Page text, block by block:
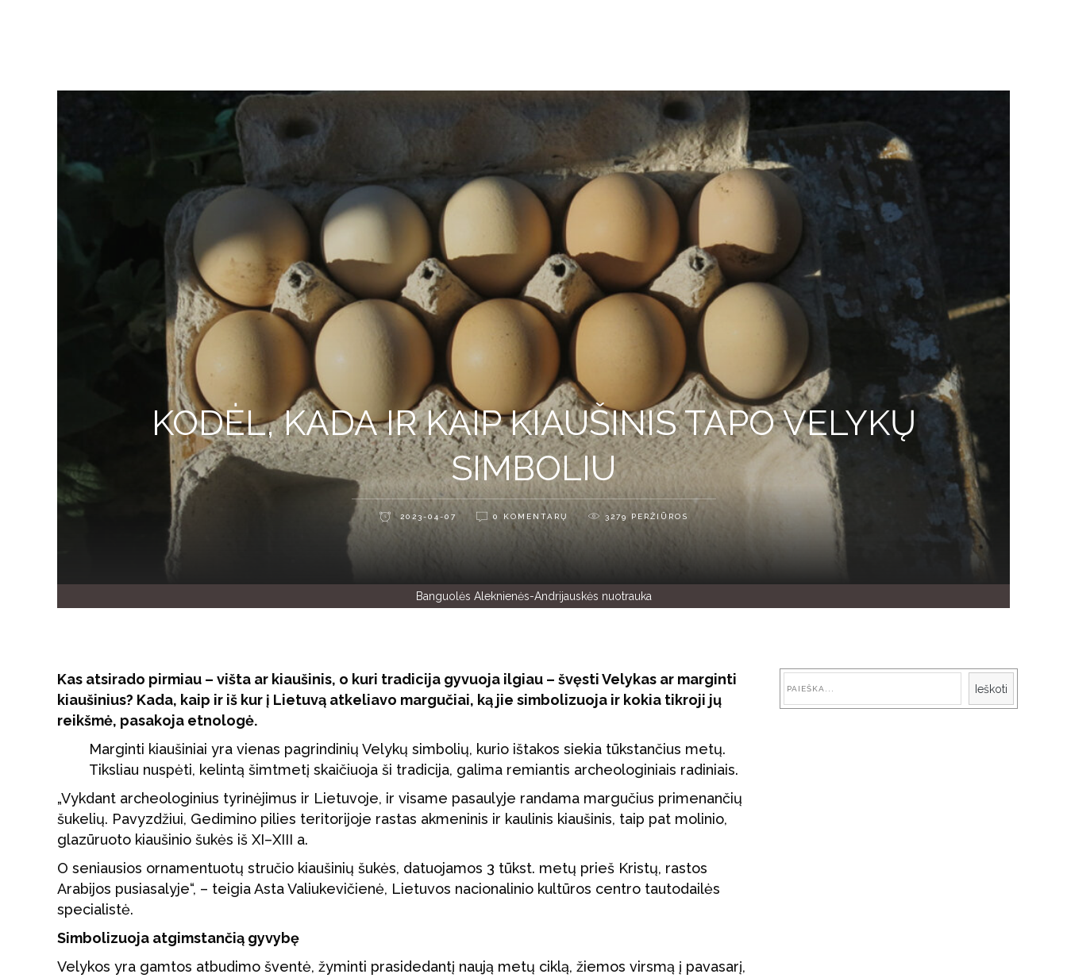
KODĖL, KADA IR KAIP KIAUŠINIS TAPO VELYKŲ
SIMBOLIU
2023-04-07 0 KOMENTARŲ 3279 PERŽIŪROS
Banguolės Aleknienės-Andrijauskės nuotrauka
Kas atsirado pirmiau – višta ar kiaušinis, o kuri tradicija gyvuoja ilgiau – švęsti Velykas ar marginti
kiaušinius? Kada, kaip ir iš kur į Lietuvą atkeliavo margučiai, ką jie simbolizuoja ir kokia tikroji jų
reikšmė, pasakoja etnologė.
Marginti kiaušiniai yra vienas pagrindinių Velykų simbolių, kurio ištakos siekia tūkstančius metų.
Tiksliau nuspėti, kelintą šimtmetį skaičiuoja ši tradicija, galima remiantis archeologiniais radiniais.
„Vykdant archeologinius tyrinėjimus ir Lietuvoje, ir visame pasaulyje randama margučius primenančių
šukelių. Pavyzdžiui, Gedimino pilies teritorijoje rastas akmeninis ir kaulinis kiaušinis, taip pat molinio,
glazūruoto kiaušinio šukės iš XI–XIII a.
O seniausios ornamentuotų stručio kiaušinių šukės, datuojamos 3 tūkst. metų prieš Kristų, rastos
Arabijos pusiasalyje“, – teigia Asta Valiukevičienė, Lietuvos nacionalinio kultūros centro tautodailės
specialistė.
Simbolizuoja atgimstančią gyvybę
Velykos yra gamtos atbudimo šventė, žyminti prasidedantį naują metų ciklą, žiemos virsmą į pavasarį,
Ieškoti